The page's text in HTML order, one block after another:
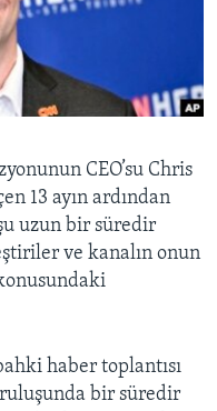
CEO’su Chris
13 ayın ardından
uzun bir süredir
ve kanalın onun
haber toplantısı
bir süredir